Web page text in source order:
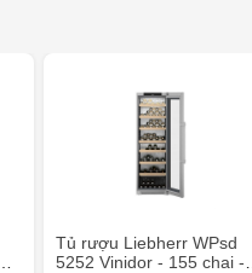
Tủ rượu Liebherr WPsd
5252 Vinidor - 155 chai - 2